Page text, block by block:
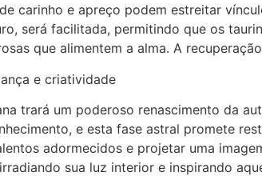
carinho e apreço podem estreitar
será facilitada, permitindo que os
que alimentem a alma. A
e criatividade
trará um poderoso renascimento da
e esta fase astral promete
adormecidos e projetar uma
sua luz interior e inspirando